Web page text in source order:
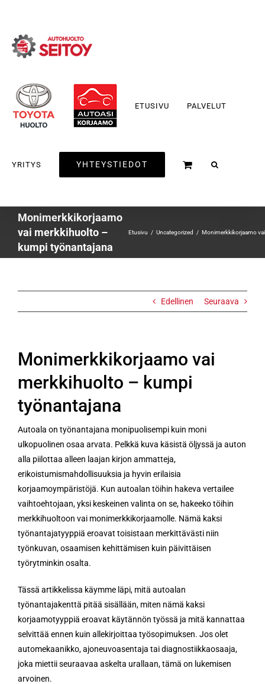
content
ETUSIVU PALVELUT
YRITYS YHTEYSTIEDOT
Monimerkkikorjaamo
vai merkkihuolto –
kumpi työnantajana
Etusivu Uncategorized Monimerkkikorjaamo
Edellinen Seuraava
Monimerkkikorjaamo vai
merkkihuolto – kumpi
työnantajana
Autoala on työnantajana monipuolisempi kuin moni
ulkopuolinen osaa arvata. Pelkkä kuva käsistä öljyssä ja auton
alla piilottaa alleen laajan kirjon ammatteja,
erikoistumismahdollisuuksia ja hyvin erilaisia
korjaamoympäristöjä. Kun autoalan töihin hakeva vertailee
vaihtoehtojaan, yksi keskeinen valinta on se, hakeeko töihin
merkkihuoltoon vai monimerkkikorjaamolle. Nämä kaksi
työnantajatyyppiä eroavat toisistaan merkittävästi niin
työnkuvan, osaamisen kehittämisen kuin päivittäisen
työrytminkin osalta.
Tässä artikkelissa käymme läpi, mitä autoalan
työnantajakenttä pitää sisällään, miten nämä kaksi
korjaamotyyppiä eroavat käytännön työssä ja mitä kannattaa
selvittää ennen kuin allekirjoittaa työsopimuksen. Jos olet
automekaanikko, ajoneuvoasentaja tai diagnostiikkaosaaja,
joka miettii seuraavaa askelta urallaan, tämä on lukemisen
arvoinen.